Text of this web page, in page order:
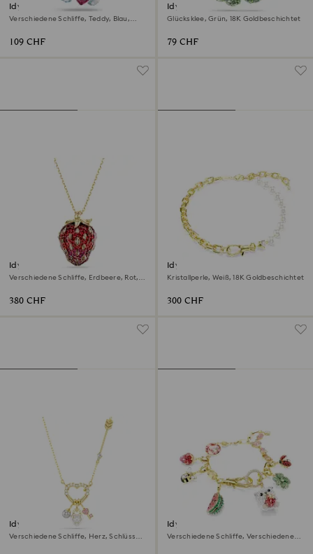
Idyllia Charm
Verschiedene Schliffe, Teddy, Blau,
109 CHF
Idyllia Charm
Glücksklee, Grün, 18K Goldbeschichtet
79 CHF
Idyllia Anhänger
Verschiedene Schliffe, Erdbeere, Rot,
380 CHF
Idyllia Halskette
Kristallperle, Weiß, 18K Goldbeschichtet
300 CHF
Idyllia Anhänger
Verschiedene Schliffe, Herz, Schlüssel,
Idyllia Armband
Verschiedene Schliffe, Verschiedene